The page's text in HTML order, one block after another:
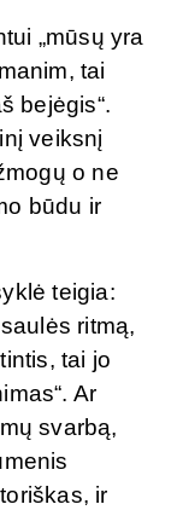
„mūsų yra
tai
bejėgis“.
veiksnį
o ne
būdu ir
teigia:
ritmą,
tai jo
Ar
svarbą,
ir